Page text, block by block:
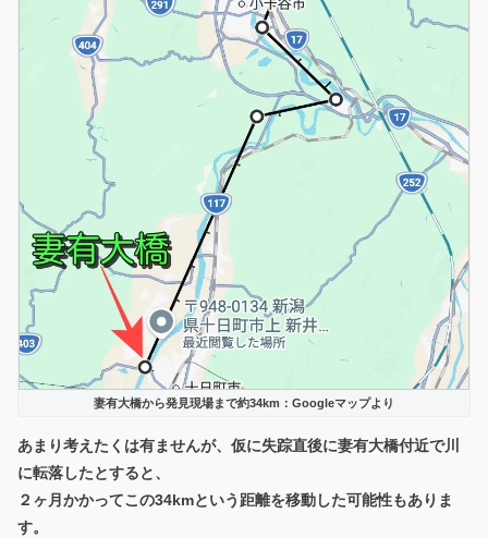
妻有大橋から発見現場まで約34km：Googleマップより
あまり考えたくは有ませんが、仮に失踪直後に妻有大橋付近で川
に転落したとすると、
２ヶ月かかってこの34kmという距離を移動した可能性もありま
す。